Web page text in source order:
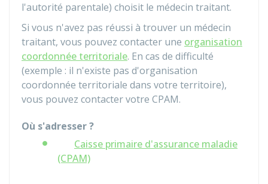
l'autorité parentale) choisit le médecin traitant.
Si vous n'avez pas réussi à trouver un médecin
traitant, vous pouvez contacter une organisation
coordonnée territoriale. En cas de difficulté
(exemple : il n'existe pas d'organisation
coordonnée territoriale dans votre territoire),
vous pouvez contacter votre CPAM.
Où s'adresser ?
Caisse primaire d'assurance maladie
(CPAM)